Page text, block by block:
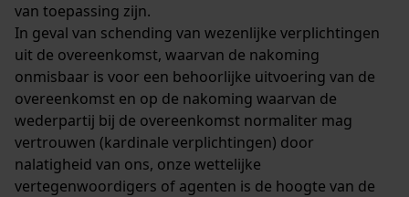
van toepassing zijn.
In geval van schending van wezenlijke verplichtingen
uit de overeenkomst, waarvan de nakoming
onmisbaar is voor een behoorlijke uitvoering van de
overeenkomst en op de nakoming waarvan de
wederpartij bij de overeenkomst normaliter mag
vertrouwen (kardinale verplichtingen) door
nalatigheid van ons, onze wettelijke
vertegenwoordigers of agenten is de hoogte van de